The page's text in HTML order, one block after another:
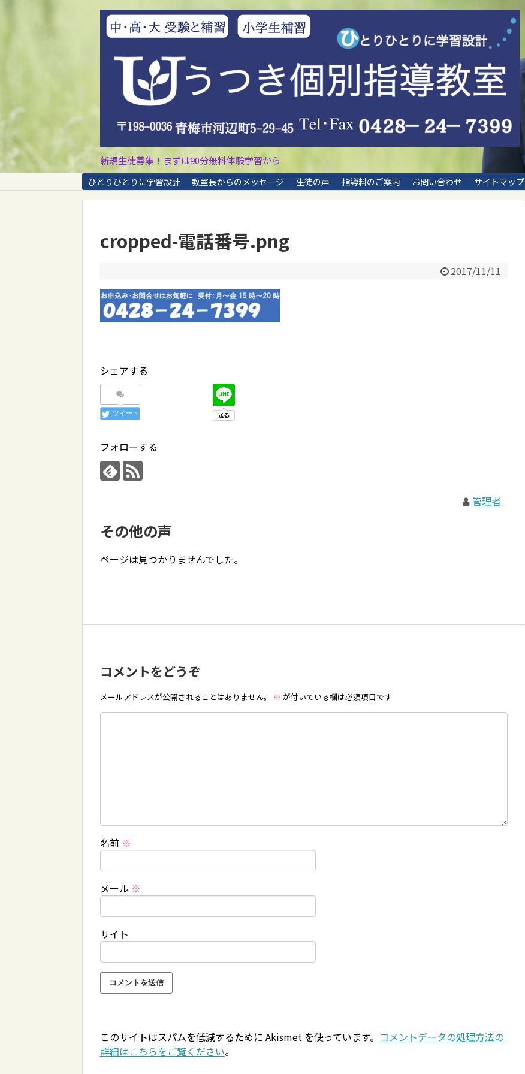
新規生徒募集！まずは90分無料体験学習から
ひとりひとりに学習設計 教室長からのメッセージ 生徒の声 指導料のご案内 お問い合わせ サイトマップ
cropped-電話番号.png
2017/11/11
シェアする
ツイート
フォローする
管理者
その他の声
ページは見つかりませんでした。
コメントをどうぞ
メールアドレスが公開されることはありません。 ※ が付いている欄は必須項目です
名前 ※
メール ※
サイト
このサイトはスパムを低減するために Akismet を使っています。 コメントデータの処理方法の
詳細はこちらをご覧ください。